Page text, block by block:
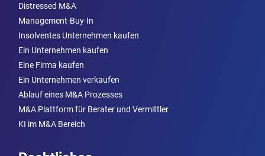
Distressed M&A
Management-Buy-In
Insolventes Unternehmen kaufen
Ein Unternehmen kaufen
Eine Firma kaufen
Ein Unternehmen verkaufen
Ablauf eines M&A Prozesses
M&A Plattform für Berater und Vermittler
KI im M&A Bereich